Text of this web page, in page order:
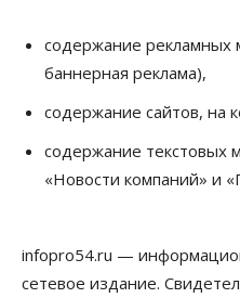
заключили под стражу
07 Августа 2026, 10:15
Общество
Новосибирской
07 Августа 2026, 10:00
выстраивают системы
07 Августа 2026, 09:00
содержание рекламных
баннерная реклама),
содержание сайтов, на
содержание текстовых
«Новости компаний» и
infopro54.ru —
сетевое издание.